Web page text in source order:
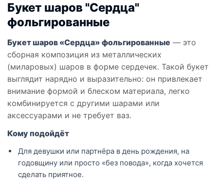
Букет шаров "Сердца"
фольгированные
Букет шаров «Сердца» фольгированные — это
сборная композиция из металлических
(миларовых) шаров в форме сердечек. Такой букет
выглядит нарядно и выразительно: он привлекает
внимание формой и блеском материала, легко
комбинируется с другими шарами или
аксессуарами и не требует ваз.
Кому подойдёт
Для девушки или партнёра в день рождения, на
годовщину или просто «без повода», когда хочется
сделать приятное.